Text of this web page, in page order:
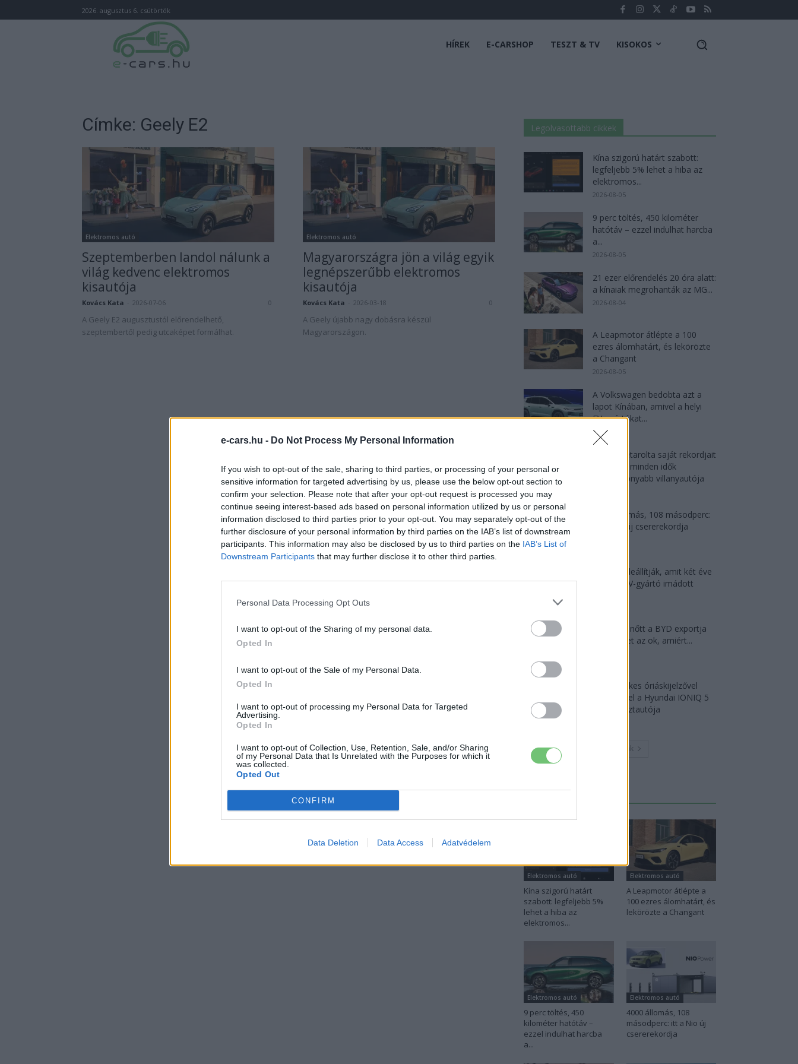
e-cars.hu - Do Not Process My Personal Information
If you wish to opt-out of the sale, sharing to third parties, or processing of your personal or
sensitive information for targeted advertising by us, please use the below opt-out section to
confirm your selection. Please note that after your opt-out request is processed you may
continue seeing interest-based ads based on personal information utilized by us or personal
information disclosed to third parties prior to your opt-out. You may separately opt-out of the
further disclosure of your personal information by third parties on the IAB’s list of downstream
participants. This information may also be disclosed by us to third parties on the IAB’s List of
Downstream Participants that may further disclose it to other third parties.
Personal Data Processing Opt Outs
I want to opt-out of the Sharing of my personal data.
Opted In
I want to opt-out of the Sale of my Personal Data.
Opted In
I want to opt-out of processing my Personal Data for Targeted
Advertising.
Opted In
I want to opt-out of Collection, Use, Retention, Sale, and/or Sharing
of my Personal Data that Is Unrelated with the Purposes for which it
was collected.
Opted Out
CONFIRM
Data Deletion Data Access Adatvédelem
2026. augusztus 6. csütörtök
HÍREK E-CARSHOP TESZT & TV KISOKOS
Címke: Geely E2
Elektromos autó
Szeptemberben landol nálunk a
világ kedvenc elektromos
kisautója
Kovács Kata 2026-07-06 0
A Geely E2 augusztustól előrendelhető,
szeptembertől pedig utcaképet formálhat.
Elektromos autó
Magyarországra jön a világ egyik
legnépszerűbb elektromos
kisautója
Kovács Kata 2026-03-18 0
A Geely újabb nagy dobásra készül
Magyarországon.
Legolvasottabb cikkek
Kína szigorú határt szabott:
legfeljebb 5% lehet a hiba az
elektromos...
2026-08-05
9 perc töltés, 450 kilométer
hatótáv – ezzel indulhat harcba
a...
2026-08-05
21 ezer előrendelés 20 óra alatt:
a kínaiak megrohanták az MG...
2026-08-04
A Leapmotor átlépte a 100
ezres álomhatárt, és lekörözte
a Changant
2026-08-05
A Volkswagen bedobta azt a
lapot Kínában, amivel a helyi
EV-gyártókat...
2026-08-04
Az Audi letarolta saját rekordjait
— készül minden idők
leghatékonyabb villanyautója
4000 állomás, 108 másodperc:
itt a Nio új csererekordja
A kínaiak leállítják, amit két éve
minden EV-gyártó imádott
124%-kal nőtt a BYD exportja
— ez lehet az ok, amiért...
18 hüvelykes óriáskijelzővel
bukkant fel a Hyundai IONIQ 5
titkos tesztautója
Továbbiak
Elektromos autó
Kína szigorú határt
szabott: legfeljebb 5%
lehet a hiba az
elektromos...
Elektromos autó
A Leapmotor átlépte a
100 ezres álomhatárt, és
lekörözte a Changant
Elektromos autó
9 perc töltés, 450
kilométer hatótáv –
ezzel indulhat harcba
a...
Elektromos autó
4000 állomás, 108
másodperc: itt a Nio új
csererekordja